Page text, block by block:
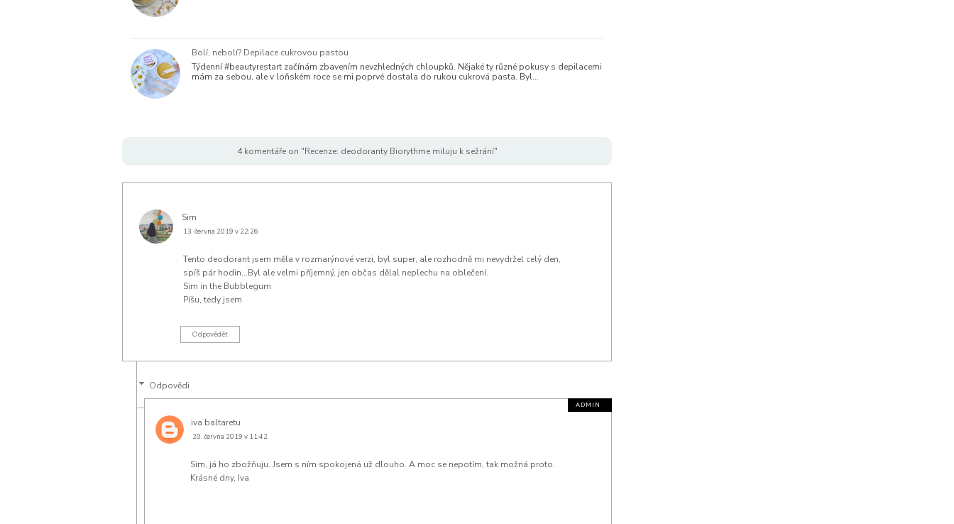
Bolí, nebolí? Depilace cukrovou pastou
Týdenní #beautyrestart začínám zbavením nevzhledných chloupků. Nějaké ty různé pokusy s depilacemi
mám za sebou, ale v loňském roce se mi poprvé dostala do rukou cukrová pasta. Byl…
4 komentáře on "Recenze: deodoranty Biorythme miluju k sežrání"
Sim
13. června 2019 v 22:26
Tento deodorant jsem měla v rozmarýnové verzi, byl super, ale rozhodně mi nevydržel celý den,
spíš pár hodin...Byl ale velmi příjemný, jen občas dělal neplechu na oblečení.
Sim in the Bubblegum
Píšu, tedy jsem
Odpovědět
Odpovědi
iva baltaretu
20. června 2019 v 11:42
Sim, já ho zbožňuju. Jsem s ním spokojená už dlouho. A moc se nepotím, tak možná proto.
Krásné dny, Iva